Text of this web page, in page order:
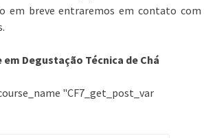
em breve entraremos em contato com
Degustação Técnica de Chá
"CF7_get_post_var